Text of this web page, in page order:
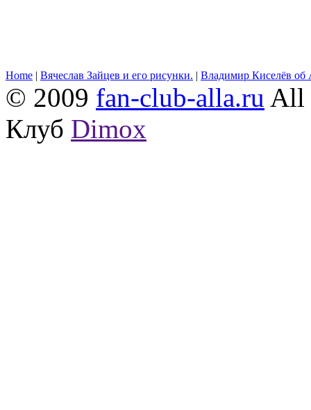
Home | Вячеслав Зайцев и его рисунки. | Владимир Киселёв об
© 2009 fan-club-alla.ru All
Клуб Dimox